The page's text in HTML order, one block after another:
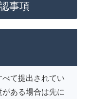
事項
て提出されてい
ある場合は先に